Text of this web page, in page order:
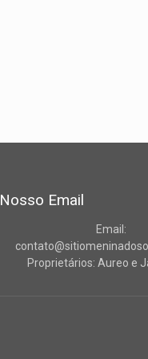
Nosso Email
Email:
Proprietários: Aureo e